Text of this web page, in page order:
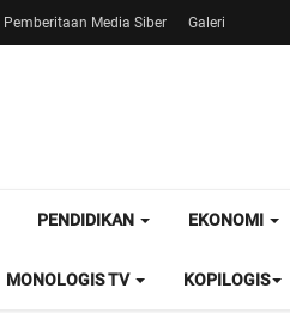
Pemberitaan Media Siber Galeri
PENDIDIKAN EKONOMI
MONOLOGIS TV KOPILOGIS